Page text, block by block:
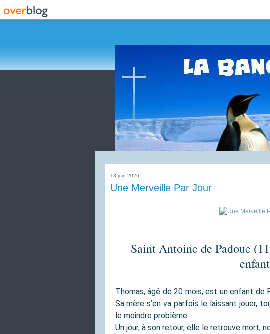
13 juin 2026
Une Merveille Par Jour
Saint Antoine de Padoue
enfant
Thomas, âgé de 20 mois, est un enfant
Sa mère s’en va parfois le laissant jouer,
le moindre problème.
Un jour, à son retour, elle le retrouve mort,